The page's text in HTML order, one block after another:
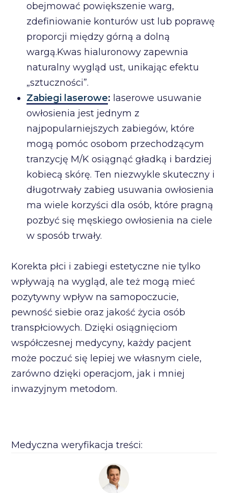
obejmować powiększenie warg,
zdefiniowanie konturów ust lub poprawę
proporcji między górną a dolną
wargą.Kwas hialuronowy zapewnia
naturalny wygląd ust, unikając efektu
„sztuczności”.
Zabiegi laserowe: laserowe usuwanie
owłosienia jest jednym z
najpopularniejszych zabiegów, które
mogą pomóc osobom przechodzącym
tranzycję M/K osiągnąć gładką i bardziej
kobiecą skórę. Ten niezwykle skuteczny i
długotrwały zabieg usuwania owłosienia
ma wiele korzyści dla osób, które pragną
pozbyć się męskiego owłosienia na ciele
w sposób trwały.
Korekta płci i zabiegi estetyczne nie tylko
wpływają na wygląd, ale też mogą mieć
pozytywny wpływ na samopoczucie,
pewność siebie oraz jakość życia osób
transpłciowych. Dzięki osiągnięciom
współczesnej medycyny, każdy pacjent
może poczuć się lepiej we własnym ciele,
zarówno dzięki operacjom, jak i mniej
inwazyjnym metodom.
Medyczna weryfikacja treści: